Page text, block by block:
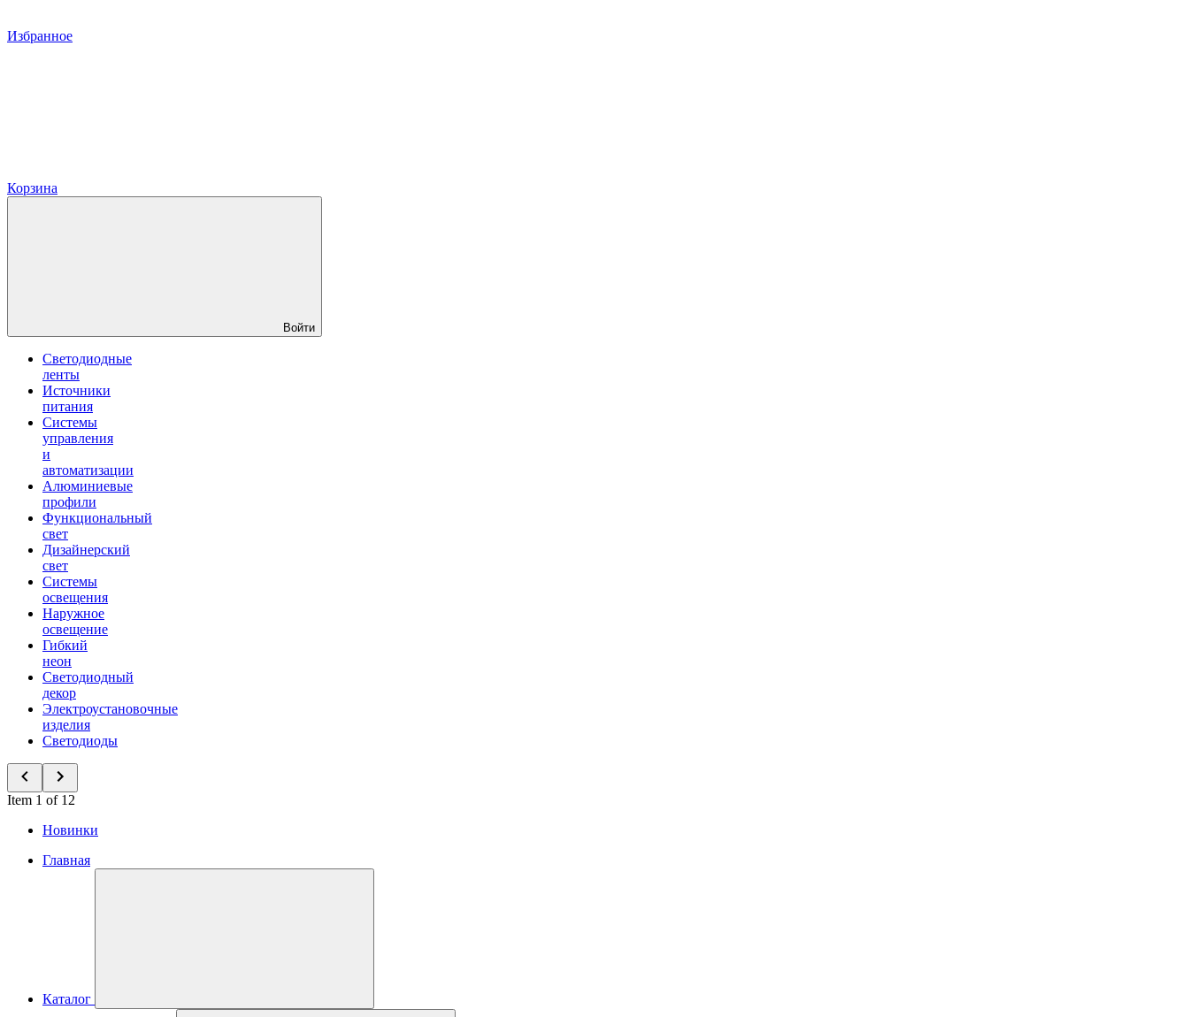
Избранное
Корзина
Войти
Светодиодные
ленты
Источники
питания
Системы
управления
и
автоматизации
Алюминиевые
профили
Функциональный
свет
Дизайнерский
свет
Системы
освещения
Наружное
освещение
Гибкий
неон
Светодиодный
декор
Электроустановочные
изделия
Светодиоды
Item 1 of 12
Новинки
Главная
Каталог